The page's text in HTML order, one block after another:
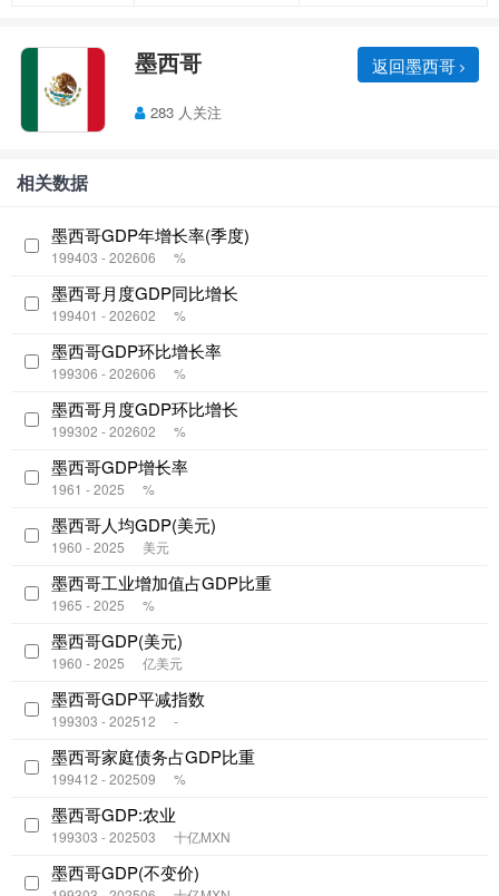
墨西哥 返回墨西哥
283 人关注
相关数据
墨西哥GDP年增长率(季度)
199403 - 202606 %
墨西哥月度GDP同比增长
199401 - 202602 %
墨西哥GDP环比增长率
199306 - 202606 %
墨西哥月度GDP环比增长
199302 - 202602 %
墨西哥GDP增长率
1961 - 2025 %
墨西哥人均GDP(美元)
1960 - 2025 美元
墨西哥工业增加值占GDP比重
1965 - 2025 %
墨西哥GDP(美元)
1960 - 2025 亿美元
墨西哥GDP平减指数
199303 - 202512 -
墨西哥家庭债务占GDP比重
199412 - 202509 %
墨西哥GDP:农业
199303 - 202503 十亿MXN
墨西哥GDP(不变价)